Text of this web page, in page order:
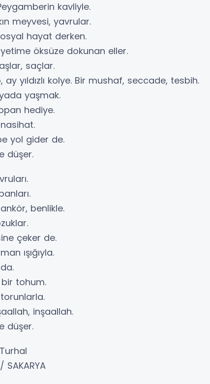
kavliyle.
meyvesi, yavrular.
hayat derken.
öksüze dokunan eller.
saçlar.
ay yıldızlı kolye. Bir mushaf, seccade, tesbih.
yaşmak.
hediye.
yol gider de.
düşer.
benlikle.
çeker de.
ışığıyla.
bir tohum.
inşaallah.
düşer.